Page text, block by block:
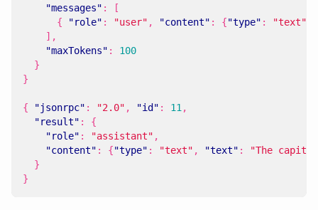
"messages" :
[
{
"role" : "user" , "content" : {"type" : "text"
],
"maxTokens" :
100
}
}
{ "jsonrpc" : "2.0" , "id" : 11 ,
"result" :
{
"role" : "assistant" ,
"content" : {"type" : "text" , "text" :
"The
}
}